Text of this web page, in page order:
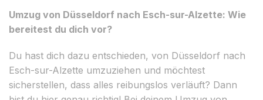
Umzug von Düsseldorf nach Esch-sur-Alzette: Wie
bereitest du dich vor?
Du hast dich dazu entschieden, von Düsseldorf nach
Esch-sur-Alzette umzuziehen und möchtest
sicherstellen, dass alles reibungslos verläuft? Dann